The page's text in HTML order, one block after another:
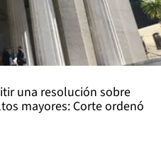
una resolución sobre
mayores: Corte ordenó